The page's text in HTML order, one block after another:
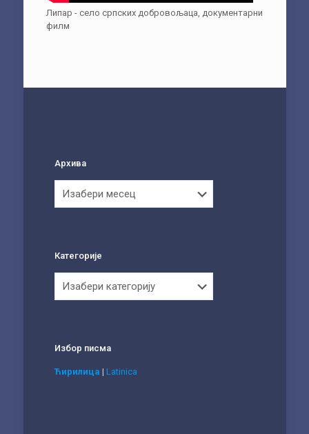
Липар - село српских добровољаца, документарни
филм
Архива
Категорије
Избор писма
Ћирилица | Latinica